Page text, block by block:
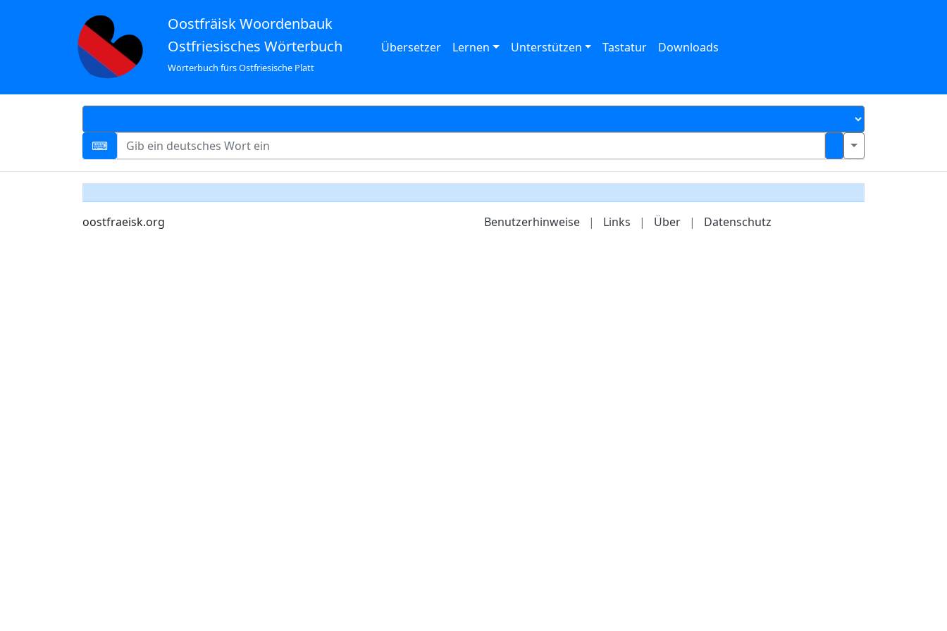
Oostfräisk Woordenbauk
Ostfriesisches Wörterbuch
Wörterbuch fürs Ostfriesische Platt
Übersetzer Lernen Unterstützen Tastatur Downloads
oostfraeisk.org Benutzerhinweise | Links | Über | Datenschutz